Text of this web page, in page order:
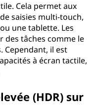
Cela permet aux
saisies multi-touch,
une tablette. Les
des tâches comme le
Cependant, il est
à écran tactile,
(HDR) sur